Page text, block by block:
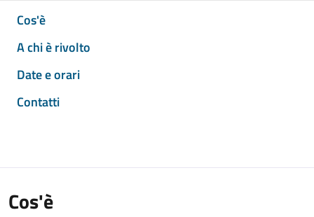
Cos'è
A chi è rivolto
Date e orari
Contatti
Cos'è